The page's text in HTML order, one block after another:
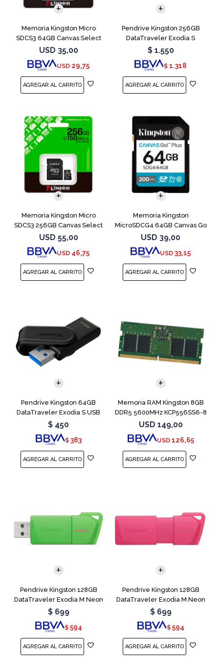
Memoria Kingston Micro
SDCS3 64GB Canvas Select
Plus
USD 35,00
USD 29,75
Pendrive Kingston 256GB
DataTraveler Exodia S
Naranja
$ 1.550
$ 1.318
Memoria Kingston Micro
SDCS3 256GB Canvas Select
Plus
USD 55,00
USD 46,75
Memoria Kingston
MicroSDCG4 64GB Canvas Go
Plus V30
USD 39,00
USD 33,15
Pendrive Kingston 64GB
DataTraveler Exodia S USB
3.2
$ 450
$ 383
Memoria RAM Kingston 8GB
DDR5 5600MHz KCP556SS6-8
SODIMM
USD 149,00
USD 126,65
Pendrive Kingston 128GB
DataTraveler Exodia M Neon
Green
$ 699
$ 594
Pendrive Kingston 128GB
DataTraveler Exodia M Neon
Pink
$ 699
$ 594